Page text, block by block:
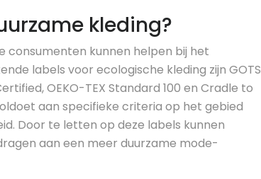
kleding?
consumenten kunnen helpen bij het
labels voor ecologische kleding zijn GOTS
OEKO-TEX Standard 100 en Cradle to
aan specifieke criteria op het gebied
Door te letten op deze labels kunnen
aan een meer duurzame mode-